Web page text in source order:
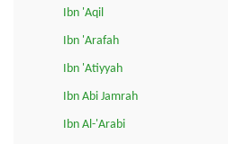
Ibn 'Aqil
Ibn 'Arafah
Ibn 'Atiyyah
Ibn Abi Jamrah
Ibn Al-'Arabi